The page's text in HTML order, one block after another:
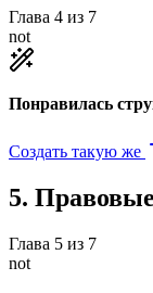
Глава 4 из 7
not
Понравилась
Создать такую же
5.
Глава 5 из 7
not